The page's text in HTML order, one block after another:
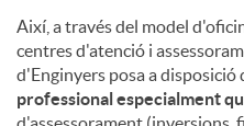
Així, a través del model
centres d'atenció i
d'Enginyers posa a disposició
professional especialment